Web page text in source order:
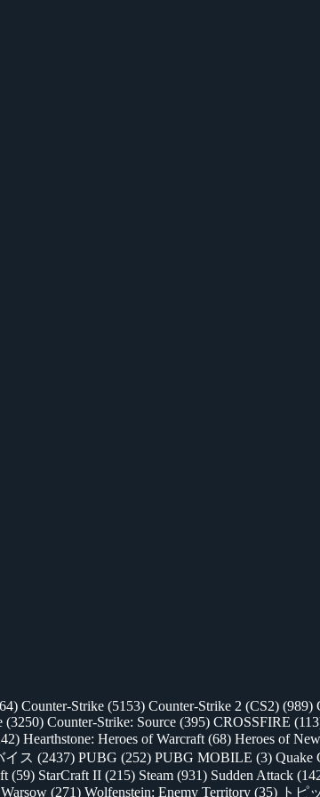
Counter-Strike (5153) Counter-Strike 2 (CS2) (989)
(3250) Counter-Strike: Source (395) CROSSFIRE
Hearthstone: Heroes of Warcraft (68) Heroes of
イス (2437) PUBG (252) PUBG MOBILE (3) Quake
(59) StarCraft II (215) Steam (931) Sudden Attack
Warsow (271) Wolfenstein: Enemy Territory (35) トピ